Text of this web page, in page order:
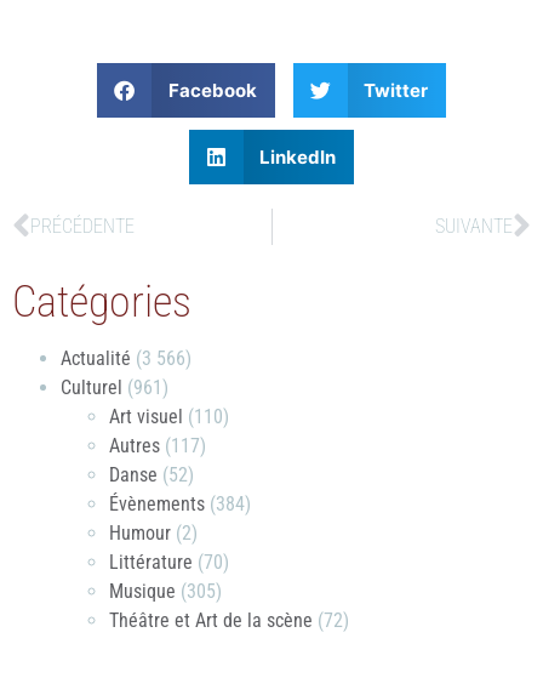
Facebook Twitter
LinkedIn
PRÉCÉDENTE SUIVANTE
Catégories
Actualité (3 566)
Culturel (961)
Art visuel (110)
Autres (117)
Danse (52)
Évènements (384)
Humour (2)
Littérature (70)
Musique (305)
Théâtre et Art de la scène (72)